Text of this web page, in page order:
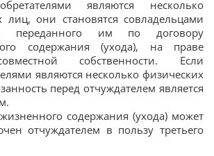
являются несколько
лиц, они становятся совладельцами
переданного им по договору
содержания (ухода), на праве
собственности. Если
являются несколько физических
перед отчуждателем является
содержания (ухода) может
отчуждателем в пользу третьего